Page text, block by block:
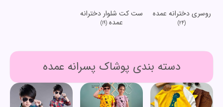
روسری دخترانه عمده
(24)
ست کت شلوار دخترانه
عمده(19)
دسته بندی پوشاک پسرانه عمده